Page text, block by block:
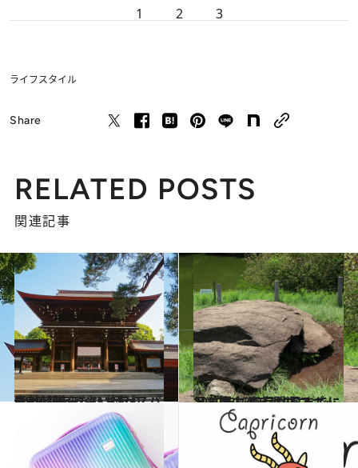
1 2 3
ライフスタイル
Share
RELATED POSTS
関連記事
2019.12.30
意外と知らないお参りQ&A 視える占い師がスパッと解説
ライフスタイル 2019.11.30
2020年《東京開運スポット》案内 12月19日までに足を運ぶべきはココ
ライフスタイル